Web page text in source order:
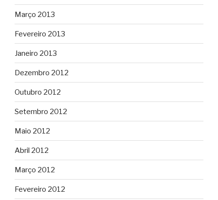
Março 2013
Fevereiro 2013
Janeiro 2013
Dezembro 2012
Outubro 2012
Setembro 2012
Maio 2012
Abril 2012
Março 2012
Fevereiro 2012